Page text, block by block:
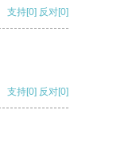
支持[0] 反对[0]
支持[0] 反对[0]